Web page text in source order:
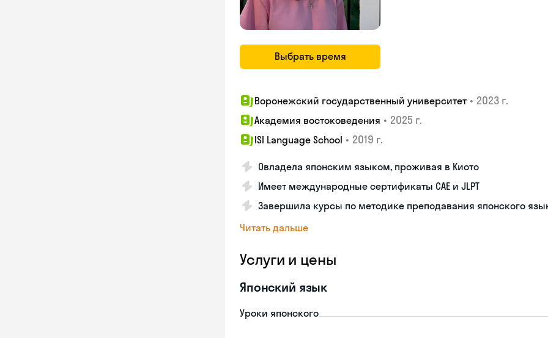
Выбрать время
Воронежский государственный университет • 2023 г.
Академия востоковедения • 2025 г.
ISI Language School • 2019 г.
Овладела японским языком, проживая в Киото
Имеет международные сертификаты CAE и JLPT
Завершила курсы по методике преподавания японского
Читать дальше
Услуги и цены
Японский язык
Уроки японского